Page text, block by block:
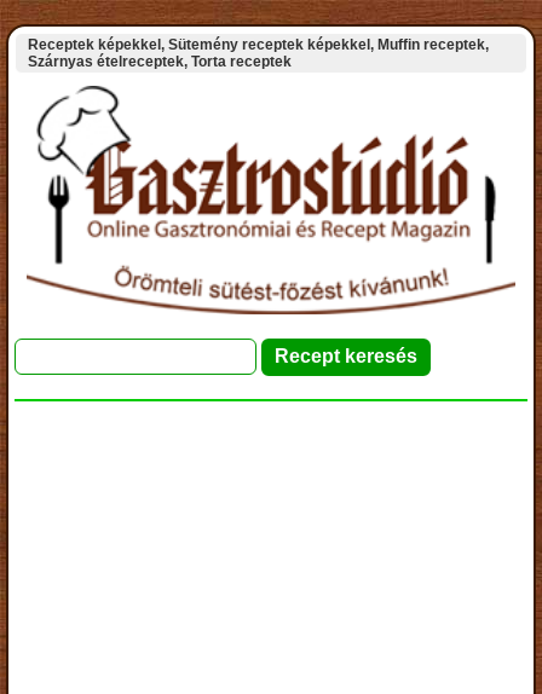
Receptek képekkel, Sütemény receptek képekkel, Muffin receptek,
Szárnyas ételreceptek, Torta receptek